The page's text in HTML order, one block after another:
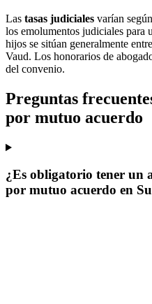
Las tasas judiciales varían
los emolumentos judiciales
hijos se sitúan generalmente entre
Vaud. Los honorarios de
del convenio.
Preguntas
por mutuo acuerdo
¿Es obligatorio tener un
por mutuo acuerdo en